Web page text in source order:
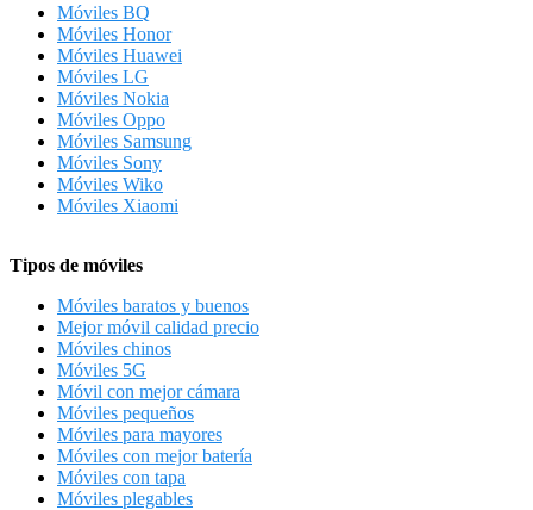
Móviles BQ
Móviles Honor
Móviles Huawei
Móviles LG
Móviles Nokia
Móviles Oppo
Móviles Samsung
Móviles Sony
Móviles Wiko
Móviles Xiaomi
Tipos de móviles
Móviles baratos y buenos
Mejor móvil calidad precio
Móviles chinos
Móviles 5G
Móvil con mejor cámara
Móviles pequeños
Móviles para mayores
Móviles con mejor batería
Móviles con tapa
Móviles plegables